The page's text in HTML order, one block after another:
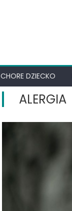
CHORE DZIECKO
ALERGIA